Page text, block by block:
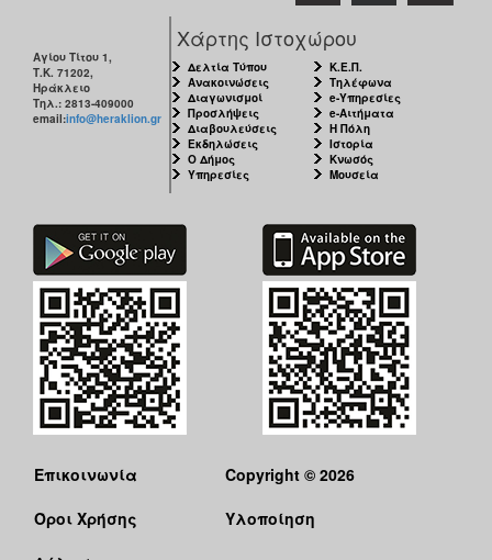
Αγίου Τίτου 1,
Τ.Κ. 71202,
Ηράκλειο
Τηλ.: 2813-409000
email:info@heraklion.gr
Χάρτης Ιστοχώρου
Δελτία Τύπου
Ανακοινώσεις
Διαγωνισμοί
Προσλήψεις
Διαβουλεύσεις
Εκδηλώσεις
Ο Δήμος
Υπηρεσίες
Κ.Ε.Π.
Τηλέφωνα
e-Υπηρεσίες
e-Αιτήματα
Η Πόλη
Ιστορία
Κνωσός
Μουσεία
Επικοινωνία
Όροι Χρήσης
Copyright © 2026
Υλοποίηση